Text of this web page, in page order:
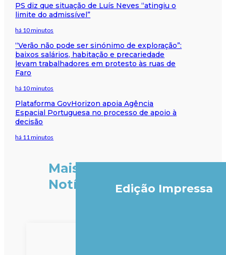
PS diz que situação de Luís Neves “atingiu o
limite do admissível”
há 10 minutos
“Verão não pode ser sinónimo de exploração”:
baixos salários, habitação e precariedade
levam trabalhadores em protesto às ruas de
Faro
há 10 minutos
Plataforma GovHorizon apoia Agência
Espacial Portuguesa no processo de apoio à
decisão
há 11 minutos
Mais
Notícias
Edição Impressa